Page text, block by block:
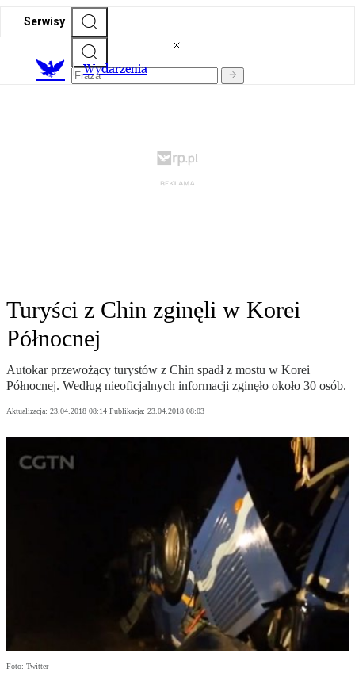
Serwisy
Wydarzenia
Turyści z Chin zginęli w Korei
Północnej
Autokar przewożący turystów z Chin spadł z mostu w Korei
Północnej. Według nieoficjalnych informacji zginęło około 30 osób.
Aktualizacja: 23.04.2018 08:14 Publikacja: 23.04.2018 08:03
Foto: Twitter